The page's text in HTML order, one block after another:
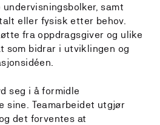
samt
eller fysisk etter behov.
fra oppdragsgiver og ulike
som bidrar i utviklingen og
seg i å formidle
sine. Teamarbeidet utgjør
det forventes at